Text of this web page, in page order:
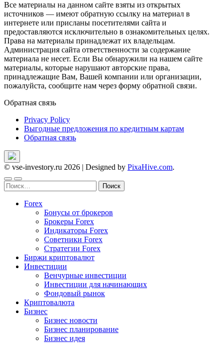
Все материалы на данном сайте взяты из открытых
источников — имеют обратную ссылку на материал в
интернете или присланы посетителями сайта и
предоставляются исключительно в ознакомительных целях.
Права на материалы принадлежат их владельцам.
Администрация сайта ответственности за содержание
материала не несет. Если Вы обнаружили на нашем сайте
материалы, которые нарушают авторские права,
принадлежащие Вам, Вашей компании или организации,
пожалуйста, сообщите нам через форму обратной связи.
Обратная связь
Privacy Policy
Выгодные предложения по кредитным картам
Обратная связь
© vse-investory.ru 2026 | Designed by PixaHive.com.
Найти:
Forex
Бонусы от брокеров
Брокеры Forex
Индикаторы Forex
Советники Forex
Стратегии Forex
Биржи криптовалют
Инвестиции
Венчурные инвестиции
Инвестиции для начинающих
Фондовый рынок
Криптовалюта
Бизнес
Бизнес новости
Бизнес планирование
Бизнес идея